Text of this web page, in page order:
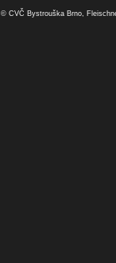
© CVČ Bystrouška Brno,